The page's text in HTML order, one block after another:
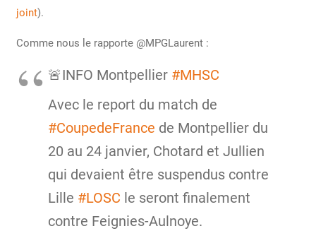
joint).
Comme nous le rapporte @MPGLaurent :
🚨INFO Montpellier #MHSC
Avec le report du match de
#CoupedeFrance de Montpellier du
20 au 24 janvier, Chotard et Jullien
qui devaient être suspendus contre
Lille #LOSC le seront finalement
contre Feignies-Aulnoye.